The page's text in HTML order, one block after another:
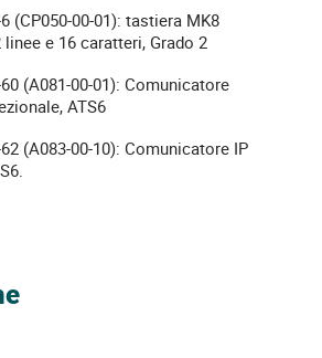
(CP050-00-01): tastiera MK8
e 16 caratteri, Grado 2
(A081-00-01): Comunicatore
ATS6
(A083-00-10): Comunicatore IP